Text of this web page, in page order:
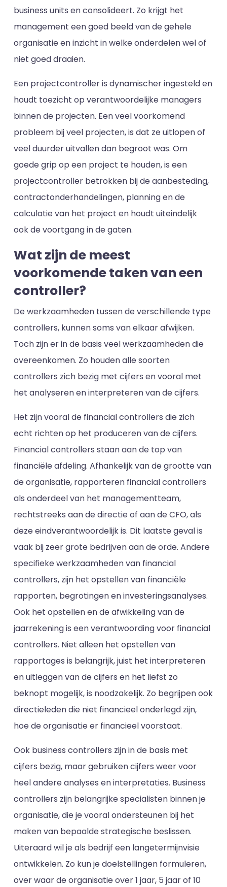
business units en consolideert. Zo krijgt het
management een goed beeld van de gehele
organisatie en inzicht in welke onderdelen wel of
niet goed draaien.
Een projectcontroller is dynamischer ingesteld en
houdt toezicht op verantwoordelijke managers
binnen de projecten. Een veel voorkomend
probleem bij veel projecten, is dat ze uitlopen of
veel duurder uitvallen dan begroot was. Om
goede grip op een project te houden, is een
projectcontroller betrokken bij de aanbesteding,
contractonderhandelingen, planning en de
calculatie van het project en houdt uiteindelijk
ook de voortgang in de gaten.
Wat zijn de meest
voorkomende taken van een
controller?
De werkzaamheden tussen de verschillende type
controllers, kunnen soms van elkaar afwijken.
Toch zijn er in de basis veel werkzaamheden die
overeenkomen. Zo houden alle soorten
controllers zich bezig met cijfers en vooral met
het analyseren en interpreteren van de cijfers.
Het zijn vooral de financial controllers die zich
echt richten op het produceren van de cijfers.
Financial controllers staan aan de top van
financiële afdeling. Afhankelijk van de grootte van
de organisatie, rapporteren financial controllers
als onderdeel van het managementteam,
rechtstreeks aan de directie of aan de CFO, als
deze eindverantwoordelijk is. Dit laatste geval is
vaak bij zeer grote bedrijven aan de orde. Andere
specifieke werkzaamheden van financial
controllers, zijn het opstellen van financiële
rapporten, begrotingen en investeringsanalyses.
Ook het opstellen en de afwikkeling van de
jaarrekening is een verantwoording voor financial
controllers. Niet alleen het opstellen van
rapportages is belangrijk, juist het interpreteren
en uitleggen van de cijfers en het liefst zo
beknopt mogelijk, is noodzakelijk. Zo begrijpen ook
directieleden die niet financieel onderlegd zijn,
hoe de organisatie er financieel voorstaat.
Ook business controllers zijn in de basis met
cijfers bezig, maar gebruiken cijfers weer voor
heel andere analyses en interpretaties. Business
controllers zijn belangrijke specialisten binnen je
organisatie, die je vooral ondersteunen bij het
maken van bepaalde strategische beslissen.
Uiteraard wil je als bedrijf een langetermijnvisie
ontwikkelen. Zo kun je doelstellingen formuleren,
over waar de organisatie over 1 jaar, 5 jaar of 10